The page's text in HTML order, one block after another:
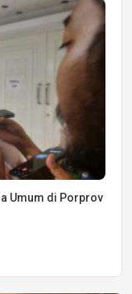
Umum di Porprov